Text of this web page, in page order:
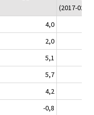
(2017-02-
4,0
2,0
5,1
5,7
4,2
-0,8